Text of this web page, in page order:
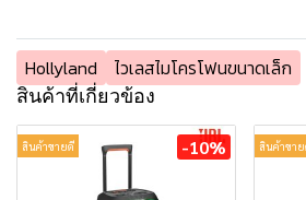
Hollyland ไวเลสไมโครโฟนขนาดเล็ก
สินค้าที่เกี่ยวข้อง
สินค้าขายดี -10% สินค้าขา